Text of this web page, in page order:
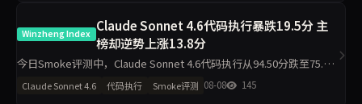
Winzheng Index Claude Sonnet 4.6代码执行暴跌19.5分 主
榜却逆势上涨13.8分
今日Smoke评测中，Claude Sonnet 4.6代码执行从94.50分跌至75.00
分，材料约束从43.30分升至97.80分，主榜从71.46分升至85.26分。仅
2题抽样导致的波动是主因，
Claude Sonnet 4.6 代码执行 Smoke评测 08-08 145